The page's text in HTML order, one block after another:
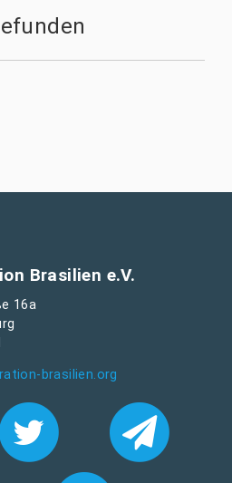
Brasilien e.V.
16a
brasilien.org